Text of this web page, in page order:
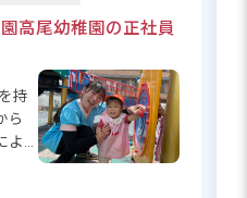
方 ※幼稚園教諭免許
※新卒や未経験の方
◆職員は20代～50代
籍しています。職員
ケーションを取って
高尾幼稚園の正社員
持
ら
よ